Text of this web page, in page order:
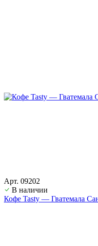
Арт. 09202
В наличии
Кофе Tasty — Гватемала